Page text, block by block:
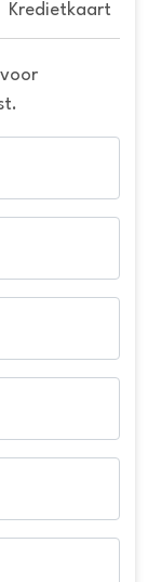
Kredietkaart